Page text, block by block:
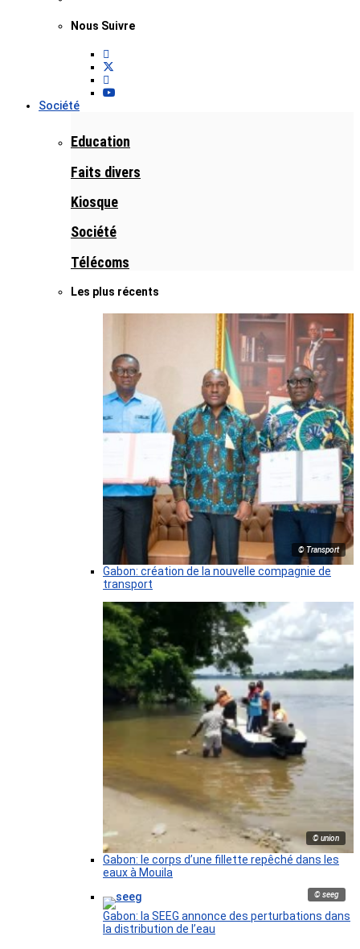
Nous Suivre
Société
Education
Faits divers
Kiosque
Société
Télécoms
Les plus récents
© Transport
Gabon: création de la nouvelle compagnie de
transport
© union
Gabon: le corps d’une fillette repêché dans les
eaux à Mouila
© seeg
Gabon: la SEEG annonce des perturbations dans
la distribution de l’eau